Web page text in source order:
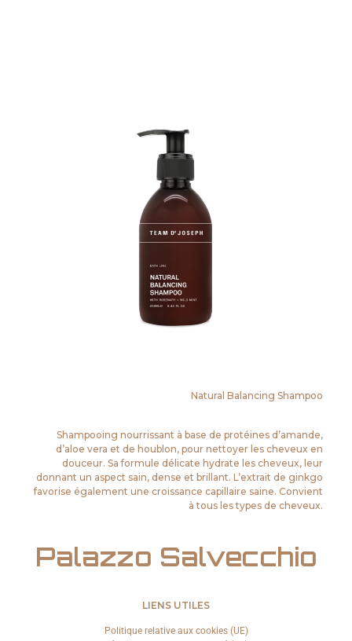
Natural Balancing Shampoo
Shampooing nourrissant à base de protéines d’amande,
d’aloe vera et de houblon, pour nettoyer les cheveux en
douceur. Sa formule délicate hydrate les cheveux, leur
donnant un aspect sain, dense et brillant. L’extrait de ginkgo
favorise également une croissance capillaire saine. Convient
à tous les types de cheveux.
Palazzo Salvecchio
LIENS UTILES
Politique relative aux cookies (UE)